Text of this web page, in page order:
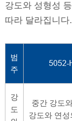
강도와 성형성
따라 달라집니다.
범
주
5052-
강
도
중간 강도
강도와 연성